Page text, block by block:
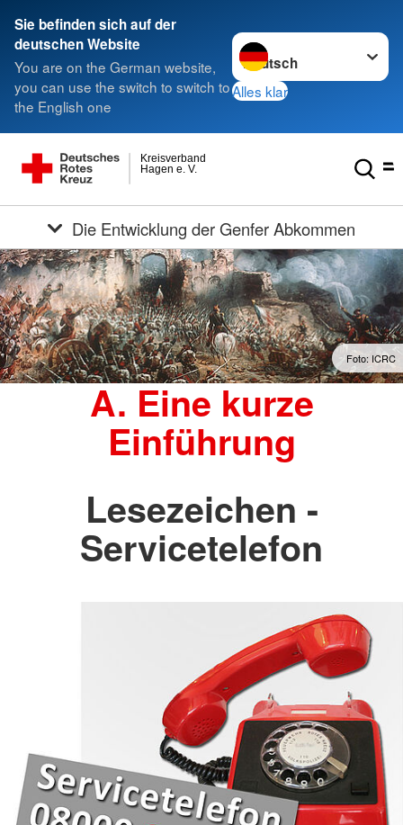
Sie befinden sich auf der
deutschen Website
You are on the German website,
you can use the switch to switch to
the English one
Sprache wechseln zu
Alles klar
Hagen e. V.
Kreisverband
Die Entwicklung der Genfer Abkommen
Foto: ICRC
A. Eine kurze
Einführung
Lesezeichen -
Servicetelefon